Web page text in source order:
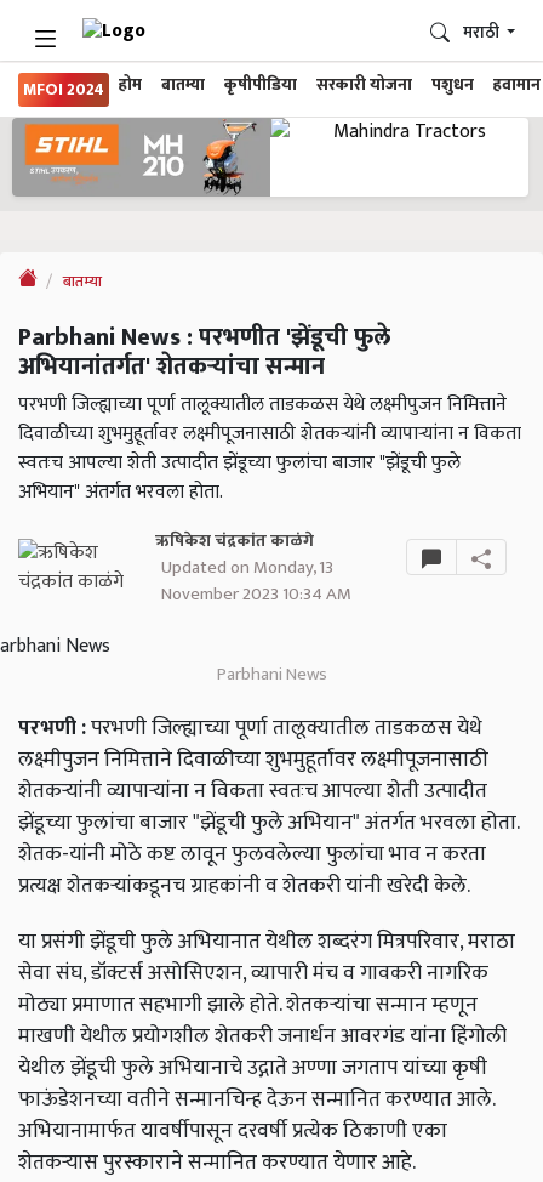
MFOI 2024 होम बातम्या कृषीपीडिया सरकारी योजना पशुधन हवामान
मराठी
बातम्या
Parbhani News : परभणीत 'झेंडूची फुले
अभियानांतर्गत' शेतकऱ्यांचा सन्मान
परभणी जिल्ह्याच्या पूर्णा‌ तालूक्यातील ताडकळस येथे लक्ष्मीपुजन निमित्ताने
दिवाळीच्या शुभमुहूर्तावर लक्ष्मीपूजनासाठी शेतकऱ्यांनी व्यापाऱ्यांना न‌ विकता
स्वतःच आपल्या शेती उत्पादीत झेंडूच्या फुलांचा बाजार "झेंडूची फुले
अभियान" अंतर्गत भरवला होता.
ऋषिकेश चंद्रकांत काळंगे
Updated on Monday, 13
November 2023 10:34 AM
Parbhani News
परभणी :परभणी जिल्ह्याच्या पूर्णा‌ तालूक्यातील ताडकळस येथे
लक्ष्मीपुजन निमित्ताने दिवाळीच्या शुभमुहूर्तावर लक्ष्मीपूजनासाठी
शेतकऱ्यांनी व्यापाऱ्यांना न‌ विकता स्वतःच आपल्या शेती उत्पादीत
झेंडूच्या फुलांचा बाजार "झेंडूची फुले अभियान" अंतर्गत भरवला होता.
शेतक-यांनी मोठे कष्ट लावून फुलवलेल्या फुलांचा भाव न करता
प्रत्यक्ष शेतकऱ्यांकडूनच ग्राहकांनी व शेतकरी यांनी खरेदी केले.
या प्रसंगी झेंडूची फुले अभियानात येथील शब्दरंग मित्रपरिवार, मराठा
सेवा संघ, डॉक्टर्स असोसिएशन, व्यापारी मंच व गावकरी नागरिक
मोठ्या प्रमाणात सहभागी झाले होते. शेतकऱ्यांचा सन्मान म्हणून
माखणी येथील प्रयोगशील शेतकरी जनार्धन आवरगंड यांना हिंगोली
येथील झेंडूची फुले अभियानाचे उद्गाते अण्णा जगताप यांच्या कृषी
फाऊंडेशनच्या वतीने सन्मानचिन्ह देऊन सन्मानित करण्यात आले.
अभियानामार्फत यावर्षीपासून दरवर्षी प्रत्येक ठिकाणी एका
शेतकऱ्यास पुरस्काराने सन्मानित करण्यात येणार आहे.